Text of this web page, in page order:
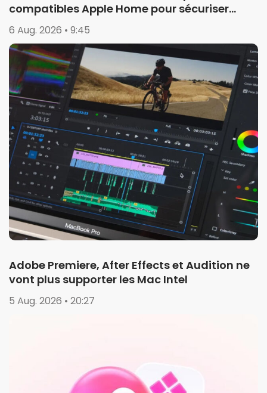
compatibles Apple Home pour sécuriser
garages et portails
6 Aug. 2026 • 9:45
Adobe Premiere, After Effects et Audition ne
vont plus supporter les Mac Intel
5 Aug. 2026 • 20:27